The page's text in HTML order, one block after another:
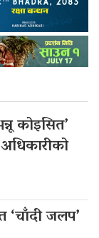
कोइसित’
‘चाँदी जलप’